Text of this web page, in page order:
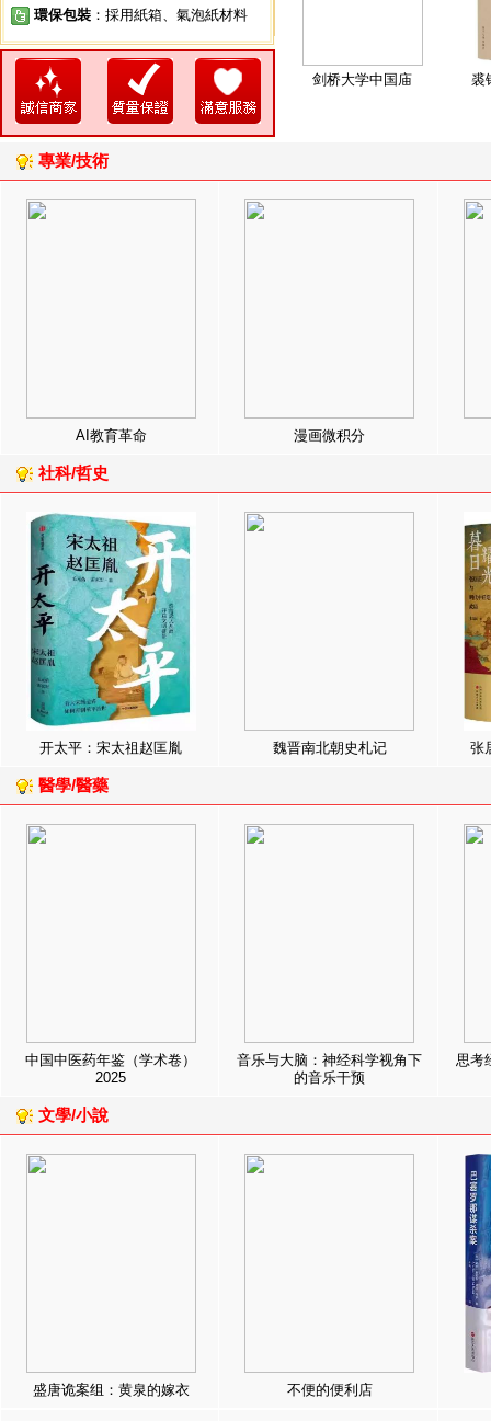
環保包裝 ：採用紙箱、氣泡紙材料
剑桥大学中国庙 裘
專業/技術
AI教育革命 漫画微积分
社科/哲史
开太平：宋太祖赵匡胤 魏晋南北朝史札记 张
醫學/醫藥
中国中医药年鉴（学术卷）
2025
音乐与大脑：神经科学视角下
的音乐干预
思考
文學/小說
盛唐诡案组：黄泉的嫁衣 不便的便利店